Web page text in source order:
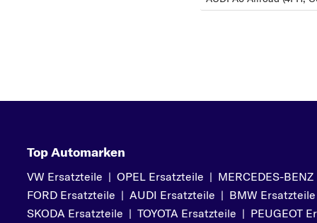
Top Automarken
VW Ersatzteile | OPEL Ersatzteile | MERCEDES-
FORD Ersatzteile | AUDI Ersatzteile | BMW Ersatzteile
SKODA Ersatzteile | TOYOTA Ersatzteile | PEUGEOT